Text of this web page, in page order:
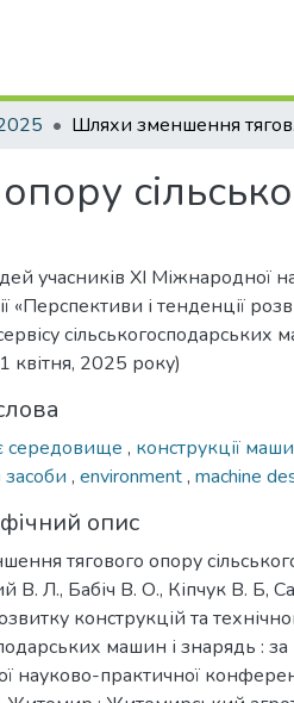
Шляхи
учасників XI Міжнародної
«Перспективи і тенденції
сільськогосподарських
2025 року)
середовище , конструкції
засоби , environment, machine
опис
тягового опору
В. Л., Бабіч В. О., Кіпчук В. Б,
конструкцій та
машин і знарядь :
науково-практичної